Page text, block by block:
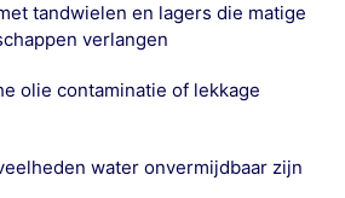
tandwielen en lagers die matige
verlangen
olie contaminatie of lekkage
water onvermijdbaar zijn